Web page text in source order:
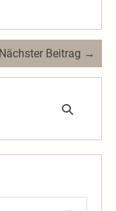
Nächster Beitrag →